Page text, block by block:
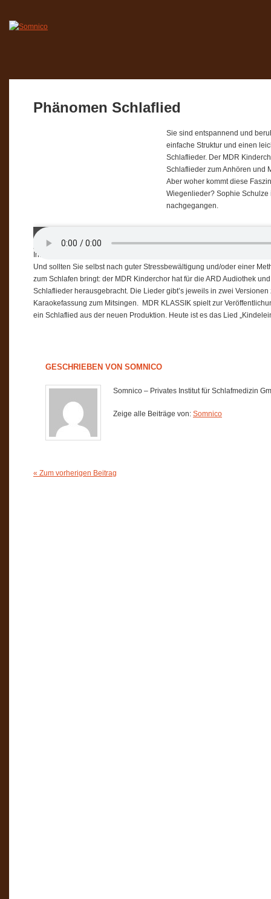
Phänomen Schlaflied
Sie sind entspannend und
einfache Struktur und einen
Schlaflieder. Der MDR
Schlaflieder zum Anhören und
Aber woher kommt diese
Wiegenlieder? Sophie Schulze
nachgegangen.
Interview Sophie Schulze – Ingo Fietze
Und sollten Sie selbst nach guter Stressbewältigung und/oder einer
zum Schlafen bringt: der MDR Kinderchor hat für die ARD Audiothek
Schlaflieder herausgebracht. Die Lieder gibt’s jeweils in zwei
Karaokefassung zum Mitsingen. MDR KLASSIK spielt zur
ein Schlaflied aus der neuen Produktion. Heute ist es das Lied
GESCHRIEBEN VON SOMNICO
Somnico – Privates Institut für Schlafmedizin
Zeige alle Beiträge von: Somnico
« Zum vorherigen Beitrag